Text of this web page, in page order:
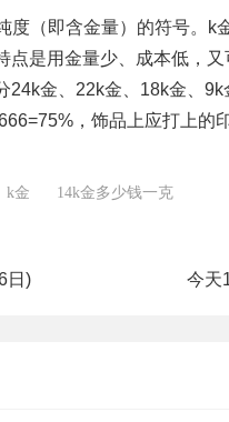
度（即含金量）的符号。k
点是用金量少、成本低，
24k金、22k金、18k金、
，饰品上应打上的
k金 14k金多少钱一克
日) 今天